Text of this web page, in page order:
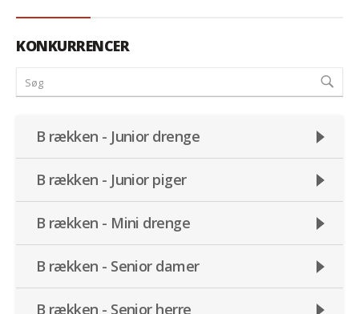
KONKURRENCER
B rækken - Junior drenge
B rækken - Junior piger
B rækken - Mini drenge
B rækken - Senior damer
B rækken - Senior herre